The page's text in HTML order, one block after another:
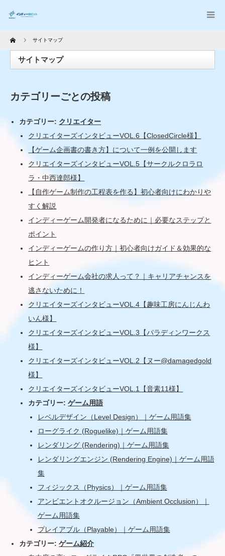
Home サイトマップ
サイトマップ
カテゴリーごとの投稿
カテゴリー: クリエイター
クリエイターズインタビューVOL.6【ClosedCircle様】
【ゲーム企画書の書き方】について一例を公開します
クリエイターズインタビューVOL.5【サークルクロラロ
ラ・中西達郎様】
【自作ゲーム制作の工程表を作る】初心者向けにわかりや
すく解説
インディーゲーム開発者になるために｜必要なステップと
ポイント
インディーゲームの作り方｜初心者向けガイド＆効果的な
ヒント
インディーゲーム会社の求人って？｜キャリアチャンスを
逃さないために！
クリエイターズインタビューVOL.4【趣味工房にんじんわ
いん様】
クリエイターズインタビューVOL.3【パラディンワークス
様】
クリエイターズインタビューVOL.2【ヌー@damagedgold
様】
クリエイターズインタビューVOL.1【音素11様】
カテゴリー:ゲーム用語
レベルデザイン（Level Design）｜ゲーム用語集
ローグライク (Roguelike)｜ゲーム用語集
レンダリング (Rendering)｜ゲーム用語集
レンダリングエンジン (Rendering Engine)｜ゲーム用語
集
フィジックス（Physics）｜ゲーム用語集
アンビエントオクルージョン（Ambient Occlusion）｜
ゲーム用語集
プレイアブル（Playable）｜ゲーム用語集
カテゴリー:ゲーム紹介